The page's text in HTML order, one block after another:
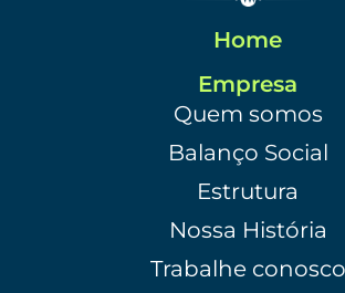
Home
Empresa
Quem somos
Balanço Social
Estrutura
Nossa História
Trabalhe conosco